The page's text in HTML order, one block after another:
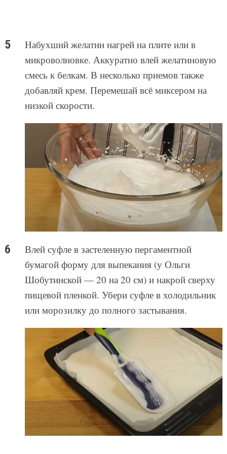
Набухший желатин нагрей на плите или в
микроволновке. Аккуратно влей желатиновую
смесь к белкам. В несколько приемов также
добавляй крем. Перемешай всё миксером на
низкой скорости.
Влей суфле в застеленную пергаментной
бумагой форму для выпекания (у Ольги
Шобутинской — 20 на 20 см) и накрой сверху
пищевой пленкой. Убери суфле в холодильник
или морозилку до полного застывания.